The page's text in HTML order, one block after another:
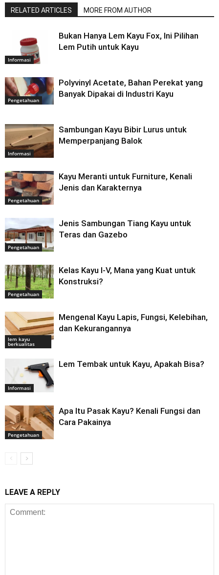
RELATED ARTICLES MORE FROM AUTHOR
Informasi
Bukan Hanya Lem Kayu Fox, Ini Pilihan
Lem Putih untuk Kayu
Pengetahuan
Polyvinyl Acetate, Bahan Perekat yang
Banyak Dipakai di Industri Kayu
Informasi
Sambungan Kayu Bibir Lurus untuk
Memperpanjang Balok
Pengetahuan
Kayu Meranti untuk Furniture, Kenali
Jenis dan Karakternya
Pengetahuan
Jenis Sambungan Tiang Kayu untuk
Teras dan Gazebo
Pengetahuan
Kelas Kayu I-V, Mana yang Kuat untuk
Konstruksi?
lem kayu
berkualitas
Mengenal Kayu Lapis, Fungsi, Kelebihan,
dan Kekurangannya
Informasi
Lem Tembak untuk Kayu, Apakah Bisa?
Pengetahuan
Apa Itu Pasak Kayu? Kenali Fungsi dan
Cara Pakainya
LEAVE A REPLY